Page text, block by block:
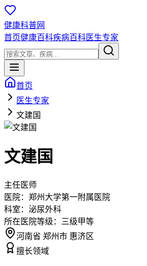
健康科普网
首页健康百科疾病百科医生专家
首页
医生专家
文建国
文建国
主任医师
医院： 郑州大学第一附属医院
科室： 泌尿外科
所在医院等级：
三级甲等
河南省 郑州市 惠济区
擅长领域